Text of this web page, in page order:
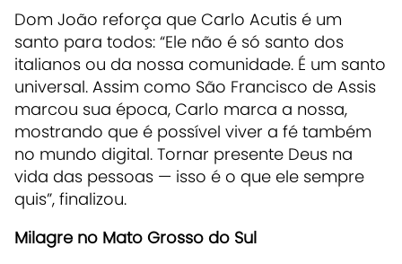
Dom João reforça que Carlo Acutis é um
santo para todos: “Ele não é só santo dos
italianos ou da nossa comunidade. É um santo
universal. Assim como São Francisco de Assis
marcou sua época, Carlo marca a nossa,
mostrando que é possível viver a fé também
no mundo digital. Tornar presente Deus na
vida das pessoas — isso é o que ele sempre
quis”, finalizou.
Milagre no Mato Grosso do Sul